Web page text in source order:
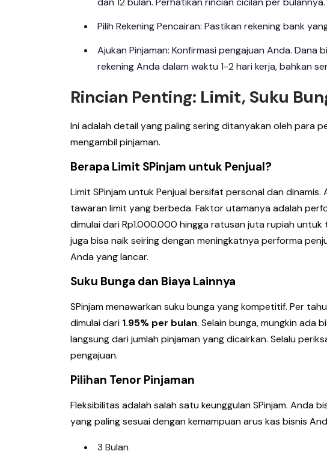
Pilih Rekening Pencairan: Pastikan rekening bank
Ajukan Pinjaman: Konfirmasi pengajuan Anda.
rekening Anda dalam waktu 1-2 hari kerja, bahkan
Rincian Penting: Limit, Suku
Ini adalah detail yang paling sering ditanyakan oleh para
mengambil pinjaman.
Berapa Limit SPinjam untuk Penjual?
Limit SPinjam untuk Penjual bersifat personal dan
tawaran limit yang berbeda. Faktor utamanya adalah
dimulai dari Rp1.000.000 hingga ratusan juta rupiah
juga bisa naik seiring dengan meningkatnya performa
Anda yang lancar.
Suku Bunga dan Biaya Lainnya
SPinjam menawarkan suku bunga yang kompetitif. Per
dimulai dari 1.95% per bulan. Selain bunga, mungkin ada
langsung dari jumlah pinjaman yang dicairkan. Selalu
pengajuan.
Pilihan Tenor Pinjaman
Fleksibilitas adalah salah satu keunggulan SPinjam. Anda
yang paling sesuai dengan kemampuan arus kas bisnis
3 Bulan